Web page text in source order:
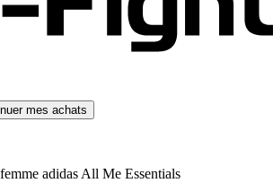
mes achats
adidas All Me Essentials